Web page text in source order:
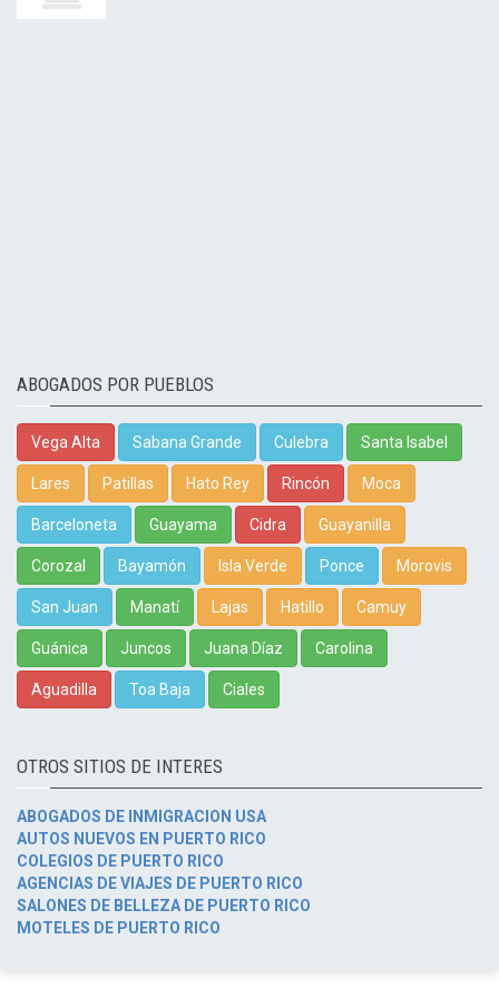
ABOGADOS POR PUEBLOS
Vega Alta Sabana Grande Culebra Santa Isabel
Lares Patillas Hato Rey Rincón Moca
Barceloneta Guayama Cidra Guayanilla
Corozal Bayamón Isla Verde Ponce Morovis
San Juan Manatí Lajas Hatillo Camuy
Guánica Juncos Juana Díaz Carolina
Aguadilla Toa Baja Ciales
OTROS SITIOS DE INTERES
ABOGADOS DE INMIGRACION USA
AUTOS NUEVOS EN PUERTO RICO
COLEGIOS DE PUERTO RICO
AGENCIAS DE VIAJES DE PUERTO RICO
SALONES DE BELLEZA DE PUERTO RICO
MOTELES DE PUERTO RICO